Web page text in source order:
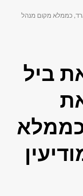
כממלא מקום מנהל
ביל
כממלא